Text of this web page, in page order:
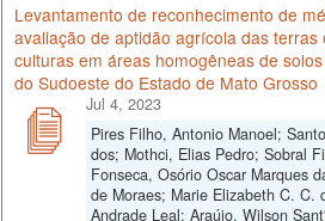
Levantamento de reconhecimento de
avaliação de aptidão agrícola das terras
culturas em áreas homogêneas de
do Sudoeste do Estado de Mato Grosso
Jul 4, 2023
Pires Filho, Antonio Manoel;
dos; Mothci, Elias Pedro; Sobral
Fonseca, Osório Oscar Marques
de Moraes; Marie Elizabeth C. C.
Andrade Leal; Araújo, Wilson